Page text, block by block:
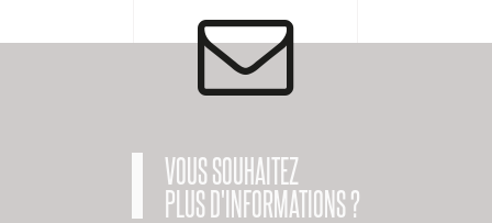
VOUS SOUHAITEZ
PLUS D'INFORMATIONS ?